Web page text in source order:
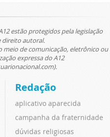
estão protegidos pela legislação
direito autoral.
de comunicação, eletrônico ou
expressa do A12
Redação
aplicativo aparecida
campanha da fraternidade
dúvidas religiosas